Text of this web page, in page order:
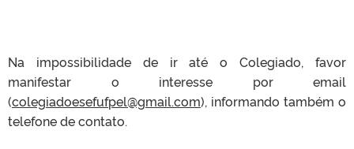
Na impossibilidade de ir até o Colegiado, favor
manifestar o interesse por email
(colegiadoesefufpel@gmail.com), informando também o
telefone de contato.